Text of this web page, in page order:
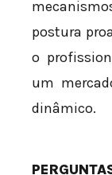
postura
o
um
dinâmico.